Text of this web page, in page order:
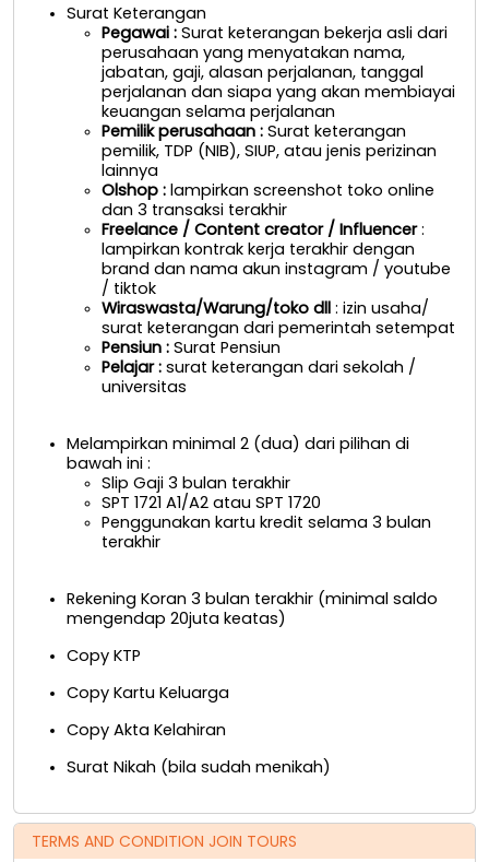
Surat Keterangan
Pegawai : Surat keterangan bekerja asli dari
perusahaan yang menyatakan nama,
jabatan, gaji, alasan perjalanan, tanggal
perjalanan dan siapa yang akan membiayai
keuangan selama perjalanan
Pemilik perusahaan : Surat keterangan
pemilik, TDP (NIB), SIUP, atau jenis perizinan
lainnya
Olshop : lampirkan screenshot toko online
dan 3 transaksi terakhir
Freelance / Content creator / Influencer:
lampirkan kontrak kerja terakhir dengan
brand dan nama akun instagram / youtube
/ tiktok
Wiraswasta/Warung/toko dll : izin usaha/
surat keterangan dari pemerintah setempat
Pensiun : Surat Pensiun
Pelajar : surat keterangan dari sekolah /
universitas
Melampirkan minimal 2 (dua) dari pilihan di
bawah ini :
Slip Gaji 3 bulan terakhir
SPT 1721 A1/A2 atau SPT 1720
Penggunakan kartu kredit selama 3 bulan
terakhir
Rekening Koran 3 bulan terakhir (minimal saldo
mengendap 20juta keatas)
Copy KTP
Copy Kartu Keluarga
Copy Akta Kelahiran
Surat Nikah (bila sudah menikah)
TERMS AND CONDITION JOIN TOURS